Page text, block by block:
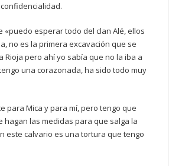
«puedo esperar todo del clan Alé, ellos
no es la primera excavación que se
Rioja pero ahí yo sabía que no la iba a
una corazonada, ha sido todo muy
para Mica y para mí, pero tengo que
las medidas para que salga la
este calvario es una tortura que tengo